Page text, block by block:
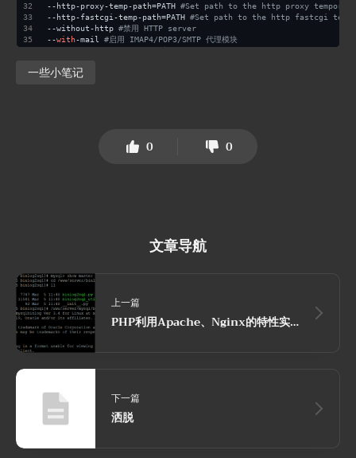
--http-proxy-temp-path=PATH #Set path to the http proxy
--http-fastcgi-temp-path=PATH #Set path to the http fastcgi
--without-http #禁用 HTTP server
--with-mail #启用 IMAP4/POP3/SMTP 代理模块
-- with-cpp=PATH
-pcre-opt=OPTIONS
#设置PCRE的额外编译选项。
#使用MD5汇编源码。
#Use zlib assembler sources optimized for
#Set path to OpenSSL library sources
--with-debug
--add-module=PATH
一些小笔记
0 0
文章导航
上一篇
PHP利用Apache、Nginx的特性实现免杀Webshell
下一篇
洒脱